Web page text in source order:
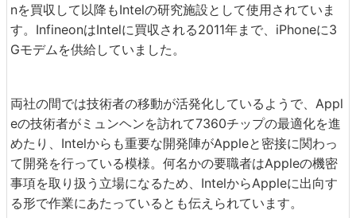
nを買収して以降もIntelの研究施設として使用されていま
す。InfineonはIntelに買収される2011年まで、iPhoneに3
Gモデムを供給していました。
両社の間では技術者の移動が活発化しているようで、Appl
eの技術者がミュンヘンを訪れて7360チップの最適化を進
めたり、Intelからも重要な開発陣がAppleと密接に関わっ
て開発を行っている模様。何名かの要職者はAppleの機密
事項を取り扱う立場になるため、IntelからAppleに出向す
る形で作業にあたっているとも伝えられています。